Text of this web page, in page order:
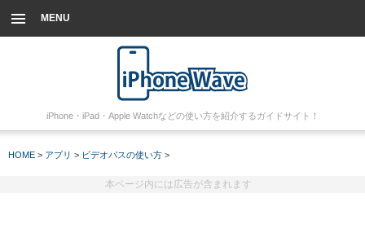
MENU
iPhone・iPad・Apple Watchなどの使い方を紹介するガイドサイト！
HOME > アプリ > ビデオパスの使い方 >
本ページ内には広告が含まれます